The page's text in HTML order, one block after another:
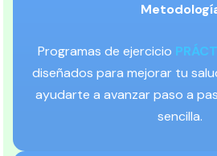
Programas de ejercicio
diseñados para mejorar tu
ayudarte a avanzar paso a
sencilla.